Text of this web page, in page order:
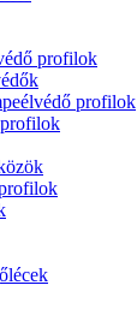
profilok
profilok